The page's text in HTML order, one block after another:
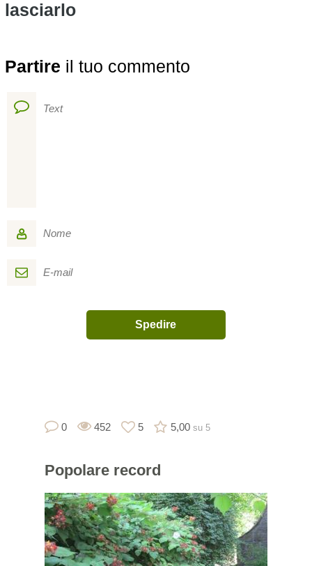
lasciarlo
Partire il tuo commento
0 452 5 5,00 su 5
Popolarerecord